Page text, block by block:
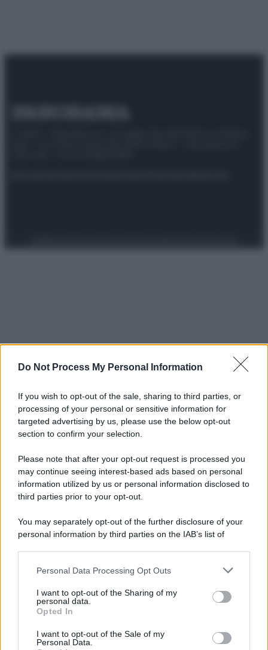
Do Not Process My Personal Information
If you wish to opt-out of the sale, sharing to third parties, or
processing of your personal or sensitive information for
targeted advertising by us, please use the below opt-out
section to confirm your selection.
Please note that after your opt-out request is processed you
may continue seeing interest-based ads based on personal
information utilized by us or personal information disclosed to
third parties prior to your opt-out.
You may separately opt-out of the further disclosure of your
personal information by third parties on the IAB’s list of
This information may also be disclosed by us to third parties
disclose it to other third parties.
Please note that this website/app uses one or more Google
services and may gather and store information including but
not limited to your visit or usage behaviour. You may click to
Personal Data Processing Opt Outs
I want to opt-out of the Sharing of my
personal data.
Opted In
I want to opt-out of the Sale of my
Personal Data.